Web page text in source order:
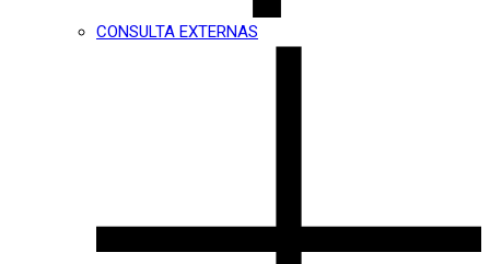
CONSULTA EXTERNAS